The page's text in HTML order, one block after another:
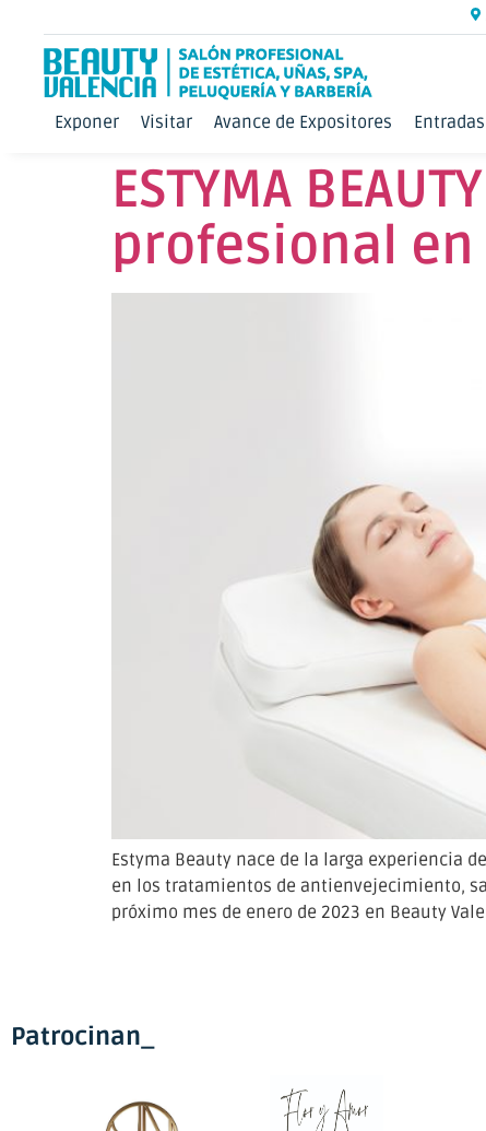
Exponer Visitar Avance de Expositores Entradas
ESTYMA
profesional en
Estyma Beauty nace de la larga experiencia
en los tratamientos de antienvejecimiento,
próximo mes de enero de 2023 en Beauty
Patrocinan_